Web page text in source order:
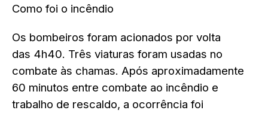
Como foi o incêndio
Os bombeiros foram acionados por volta
das 4h40. Três viaturas foram usadas no
combate às chamas. Após aproximadamente
60 minutos entre combate ao incêndio e
trabalho de rescaldo, a ocorrência foi